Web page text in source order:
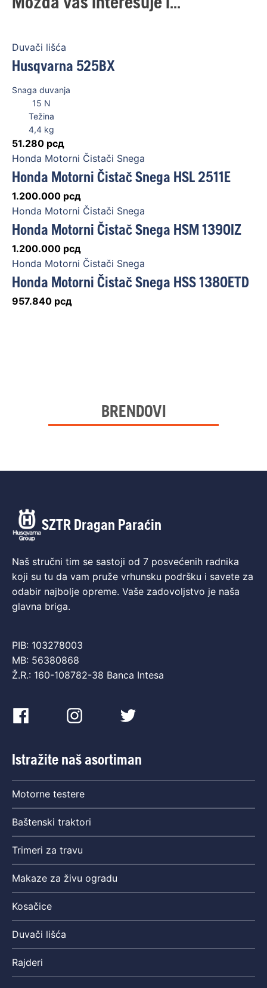
Duvači lišća
Husqvarna 525BX
Snaga duvanja
15 N
Težina
4,4kg
51.280 рсд
Honda Motorni Čistači Snega
Honda Motorni Čistač Snega HSL 2511E
1.200.000 рсд
Honda Motorni Čistači Snega
Honda Motorni Čistač Snega HSM 1390IZ
1.200.000 рсд
Honda Motorni Čistači Snega
Honda Motorni Čistač Snega HSS 1380ETD
957.840 рсд
BRENDOVI
SZTR Dragan Paraćin
Naš stručni tim se sastoji od 7 posvećenih radnika
koji su tu da vam pruže vrhunsku podršku i savete za
odabir najbolje opreme. Vaše zadovoljstvo je naša
glavna briga.
PIB: 103278003
MB: 56380868
Ž.R.: 160-108782-38 Banca Intesa
Istražite naš asortiman
Motorne testere
Baštenski traktori
Trimeri za travu
Makaze za živu ogradu
Kosačice
Duvači lišća
Rajderi